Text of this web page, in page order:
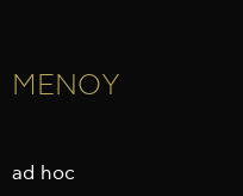
ΜΕΝΟΥ
ad hoc